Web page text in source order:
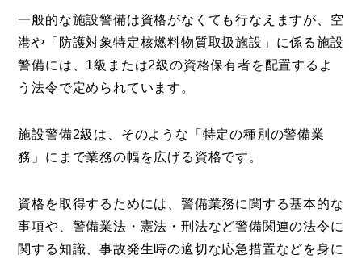
一般的な施設警備は資格がなくても行なえますが、空
港や「防護対象特定核燃料物質取扱施設」に係る施設
警備には、1級または2級の資格保有者を配置するよ
う法令で定められています。
施設警備2級は、そのような「特定の種別の警備業
務」にまで業務の幅を広げる資格です。
資格を取得するためには、警備業務に関する基本的な
事項や、警備業法・憲法・刑法など警備関連の法令に
関する知識、事故発生時の適切な応急措置などを身に